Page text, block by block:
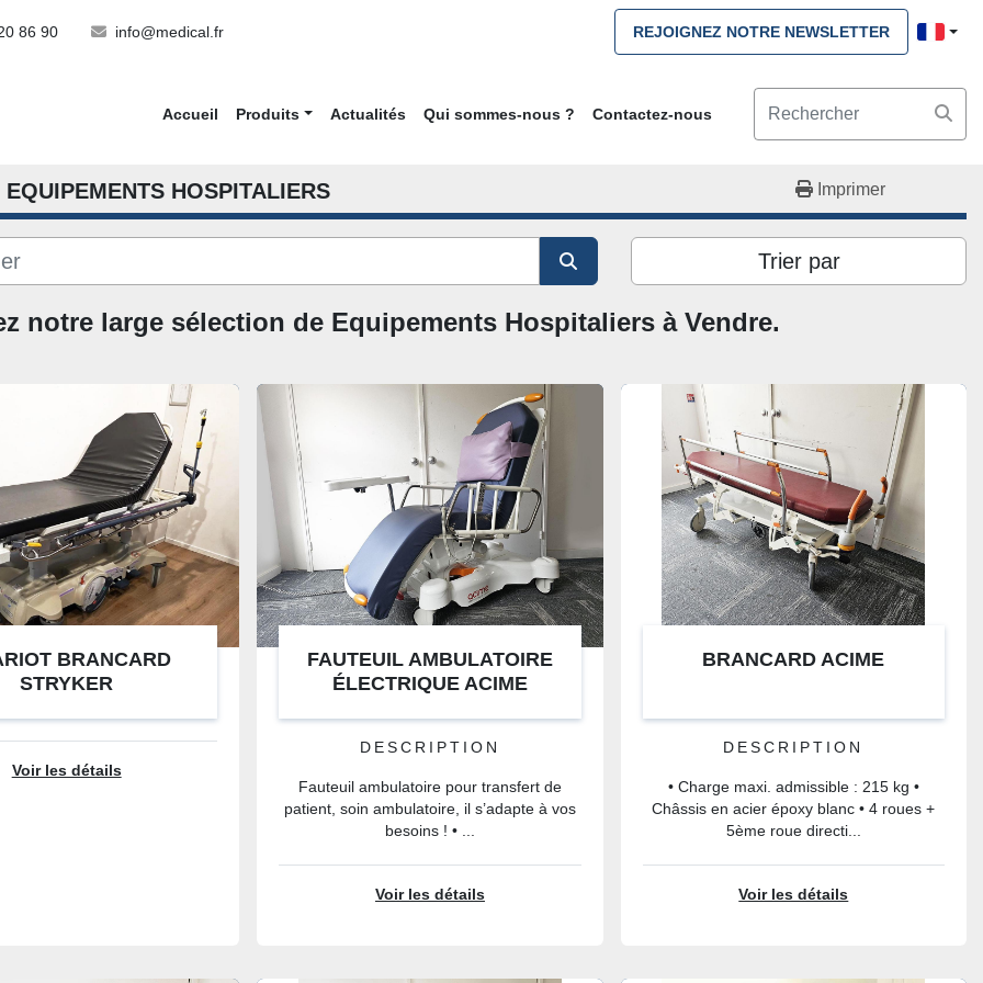
86 90 info@medical.fr REJOIGNEZ NOTRE NEWSLETTER
Accueil Produits Actualités Qui sommes-nous ? Contactez-nous
EQUIPEMENTS HOSPITALIERS Imprimer
Trier par
notre large sélection de Equipements Hospitaliers à Vendre.
BRANCARD
STRYKER
Voir les détails
FAUTEUIL AMBULATOIRE
ÉLECTRIQUE ACIME
DESCRIPTION
Fauteuil ambulatoire pour transfert de
patient, soin ambulatoire, il s’adapte à vos
besoins ! • ...
Voir les détails
BRANCARD ACIME
DESCRIPTION
• Charge maxi. admissible : 215 kg •
Châssis en acier époxy blanc • 4 roues +
5ème roue directi...
Voir les détails